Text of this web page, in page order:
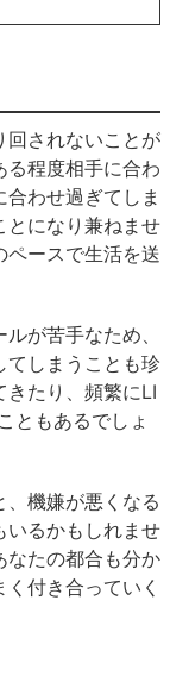
回されないことが
る程度相手に合わ
わせ過ぎてしま
とになり兼ねませ
ペースで生活を送
が苦手なため、
てしまうことも珍
きたり、頻繁にLI
ともあるでしょ
機嫌が悪くなる
いるかもしれませ
なたの都合も分か
付き合っていく